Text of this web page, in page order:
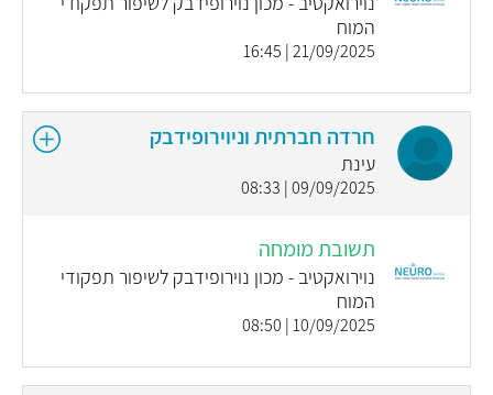
המוח
21/09/2025 | 16:45
חרדה חברתית וניוירופידבק
עינת
09/09/2025 | 08:33
תשובת מומחה
נוירואקטיב - מכון נוירופידבק לשיפור תפקודי
המוח
10/09/2025 | 08:50